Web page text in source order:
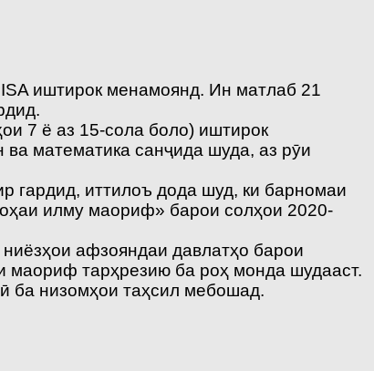
иштирок менамоянд. Ин матлаб 21
7 ё аз 15-сола боло) иштирок
математика санҷида шуда, аз рӯи
гардид, иттилоъ дода шуд, ки барномаи
илму маориф» барои солҳои 2020-
афзояндаи давлатҳо барои
маориф тарҳрезию ба роҳ монда шудааст.
ба низомҳои таҳсил мебошад.